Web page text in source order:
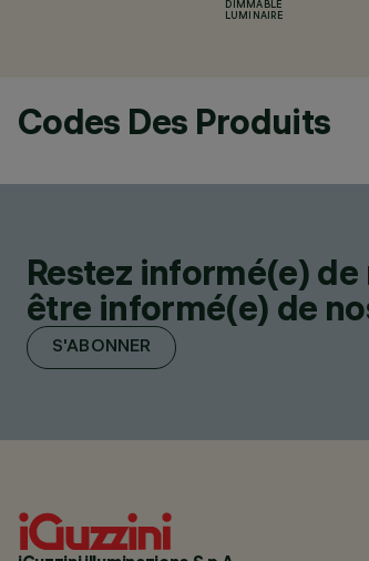
DIMMABLE
LUMINAIRE
Codes Des Produits
Restez informé(e)
être informé(e) de
S'ABONNER